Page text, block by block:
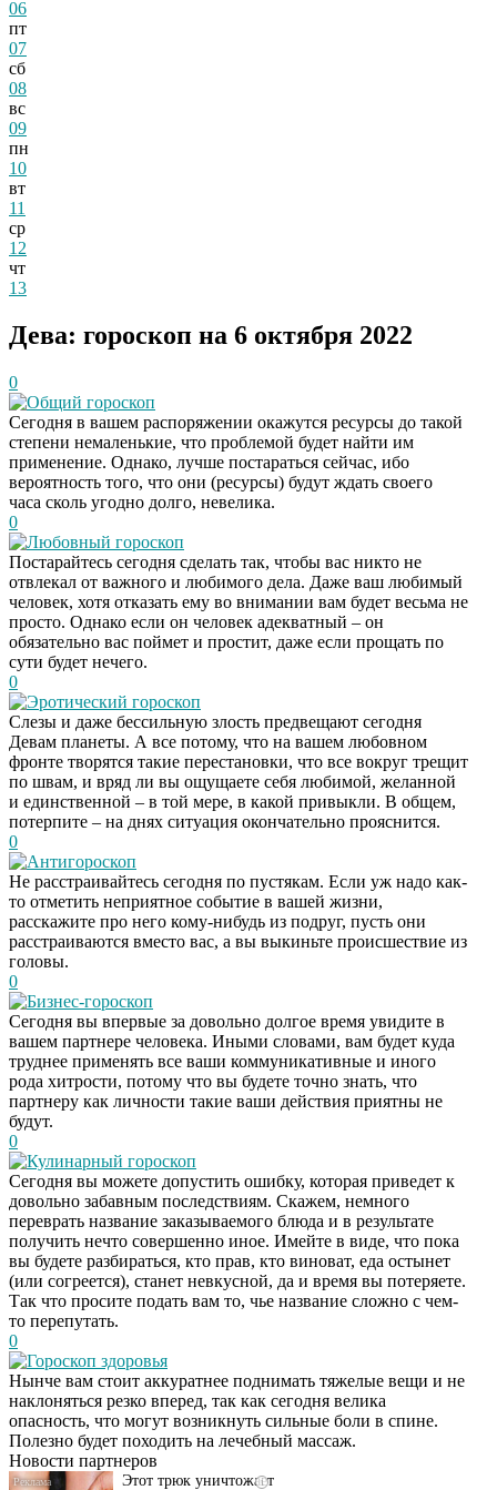
06
пт
07
сб
08
вс
09
пн
10
вт
11
ср
12
чт
13
Дева: гороскоп на 6 октября 2022
0
Общий гороскоп
Сегодня в вашем распоряжении окажутся ресурсы до такой
степени немаленькие, что проблемой будет найти им
применение. Однако, лучше постараться сейчас, ибо
вероятность того, что они (ресурсы) будут ждать своего
часа сколь угодно долго, невелика.
0
Любовный гороскоп
Постарайтесь сегодня сделать так, чтобы вас никто не
отвлекал от важного и любимого дела. Даже ваш любимый
человек, хотя отказать ему во внимании вам будет весьма не
просто. Однако если он человек адекватный – он
обязательно вас поймет и простит, даже если прощать по
сути будет нечего.
0
Эротический гороскоп
Слезы и даже бессильную злость предвещают сегодня
Девам планеты. А все потому, что на вашем любовном
фронте творятся такие перестановки, что все вокруг трещит
по швам, и вряд ли вы ощущаете себя любимой, желанной
и единственной – в той мере, в какой привыкли. В общем,
потерпите – на днях ситуация окончательно прояснится.
0
Антигороскоп
Не расстраивайтесь сегодня по пустякам. Если уж надо как-
то отметить неприятное событие в вашей жизни,
расскажите про него кому-нибудь из подруг, пусть они
расстраиваются вместо вас, а вы выкиньте происшествие из
головы.
0
Бизнес-гороскоп
Сегодня вы впервые за довольно долгое время увидите в
вашем партнере человека. Иными словами, вам будет куда
труднее применять все ваши коммуникативные и иного
рода хитрости, потому что вы будете точно знать, что
партнеру как личности такие ваши действия приятны не
будут.
0
Кулинарный гороскоп
Сегодня вы можете допустить ошибку, которая приведет к
довольно забавным последствиям. Скажем, немного
переврать название заказываемого блюда и в результате
получить нечто совершенно иное. Имейте в виде, что пока
вы будете разбираться, кто прав, кто виноват, еда остынет
(или согреется), станет невкусной, да и время вы потеряете.
Так что просите подать вам то, чье название сложно с чем-
то перепутать.
0
Гороскоп здоровья
Нынче вам стоит аккуратнее поднимать тяжелые вещи и не
наклоняться резко вперед, так как сегодня велика
опасность, что могут возникнуть сильные боли в спине.
Полезно будет походить на лечебный массаж.
Новости партнеров
Даже самый
запущенный грибок
исчезнет с корнем,
если перед сном…
i
Этот трюк уничтожает